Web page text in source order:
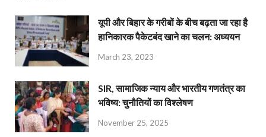
यूपी और बिहार के गरीबों के बीच बढ़ता जा रहा है
हानिकारक पैकेटबंद खाने का चलन: अध्ययन
March 23, 2023
SIR, सामाजिक न्याय और भारतीय गणतंत्र का
भविष्य: चुनौतियों का विश्लेषण
November 25, 2025